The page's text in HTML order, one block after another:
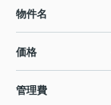
物件名
価格
管理費